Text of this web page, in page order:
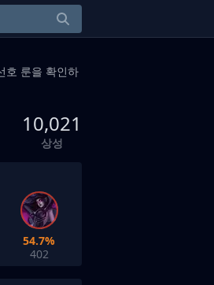
호 룬을 확인하
10,021
상성
54.7%
402